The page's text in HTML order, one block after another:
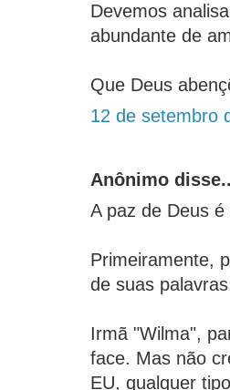
Devemos
abundante de
Que Deus
12 de setembro
Anônimo
A paz de Deus
Primeiramente,
de suas
Irmã "Wilma",
face. Mas não
EU, qualquer